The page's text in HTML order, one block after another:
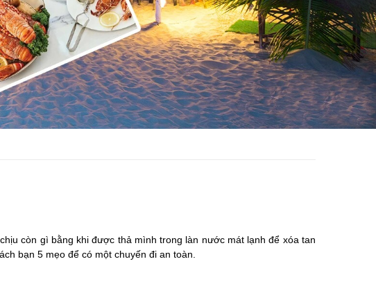
còn gì bằng khi được thả mình trong làn nước mát lạnh để xóa tan
bạn 5 mẹo để có một chuyến đi an toàn.